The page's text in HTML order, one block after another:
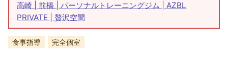
高崎 | 前橋 | パーソナルトレーニングジム | AZBL
PRIVATE | 贅沢空間
食事指導 完全個室